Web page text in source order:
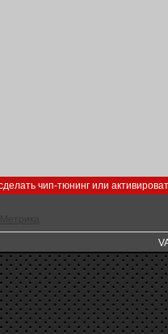
чип-тюнинг или